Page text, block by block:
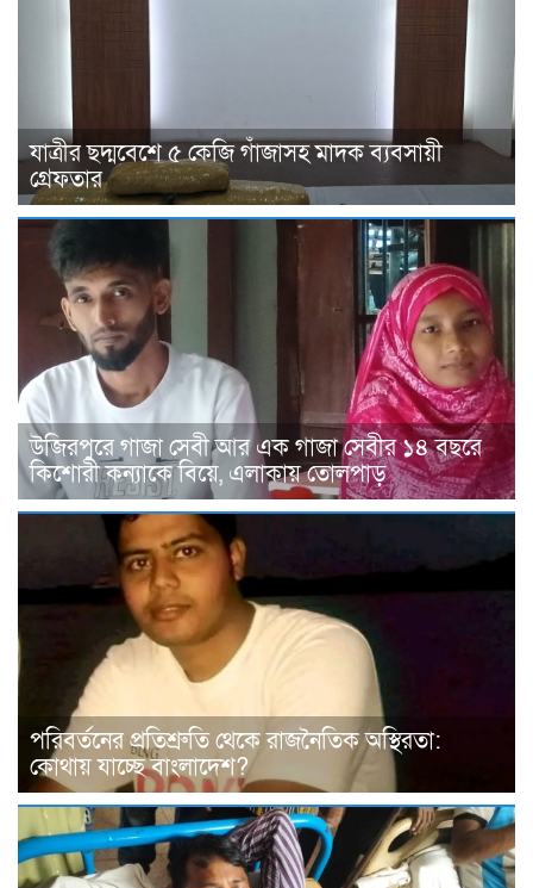
যাত্রীর ছদ্মবেশে ৫ কেজি গাঁজাসহ মাদক ব্যবসায়ী
গ্রেফতার
উজিরপুরে গাজা সেবী আর এক গাজা সেবীর ১৪ বছরে
কিশোরী কন্যাকে বিয়ে, এলাকায় তোলপাড়
পরিবর্তনের প্রতিশ্রুতি থেকে রাজনৈতিক অস্থিরতা:
কোথায় যাচ্ছে বাংলাদেশ?